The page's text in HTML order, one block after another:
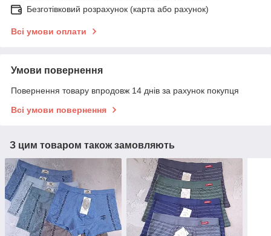
Безготівковий розрахунок (карта або рахунок)
Всі умови оплати
Умови повернення
Повернення товару впродовж 14 днів за рахунок покупця
Всі умови повернення
З цим товаром також замовляють